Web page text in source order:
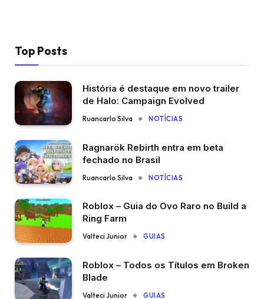
Top Posts
História é destaque em novo trailer
de Halo: Campaign Evolved
Ruancarlo Silva NOTÍCIAS
Ragnarök Rebirth entra em beta
fechado no Brasil
Ruancarlo Silva NOTÍCIAS
Roblox – Guia do Ovo Raro no Build a
Ring Farm
Valteci Junior GUIAS
Roblox – Todos os Títulos em Broken
Blade
Valteci Junior GUIAS